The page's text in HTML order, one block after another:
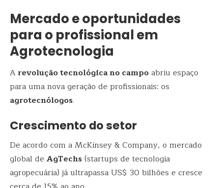
Mercado e oportunidades
para o profissional em
Agrotecnologia
A revolução tecnológica no campoabriu espaço
para uma nova geração de profissionais: os
agrotecnólogos.
Crescimento do setor
De acordo com a McKinsey & Company, o mercado
global de AgTechs(startups de tecnologia
agropecuária) já ultrapassa US$ 30 bilhões e cresce